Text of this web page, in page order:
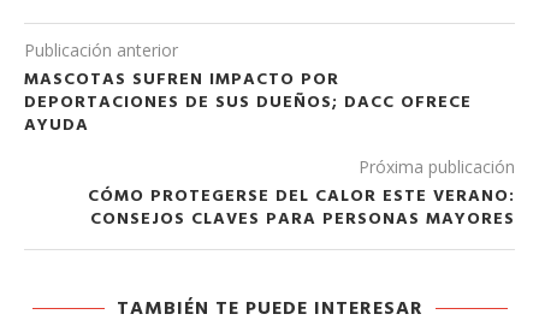
Publicación anterior
MASCOTAS SUFREN IMPACTO POR
DEPORTACIONES DE SUS DUEÑOS; DACC OFRECE
AYUDA
Próxima publicación
CÓMO PROTEGERSE DEL CALOR ESTE VERANO:
CONSEJOS CLAVES PARA PERSONAS MAYORES
TAMBIÉN TE PUEDE INTERESAR